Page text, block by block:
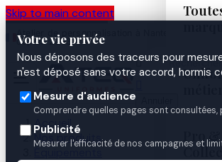
Skip to main content
Votre vie privée
Nous déposons des traceurs pour
n'est déposé sans votre accord, hormis
Mesure d'audience
Comprendre quelles pages sont consultées,
Publicité
Mesurer l'efficacité de nos campagnes et
Atelier de personnalisation à Nantes
depuis 2003

Pro &
Accueil
Nos produits